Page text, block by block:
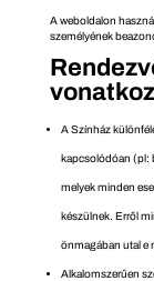
A weboldalon
személyének
A Színház
kapcsolódóan (pl:
melyek minden
készülnek. Erről
önmagában utal e
Alkalomszerűen